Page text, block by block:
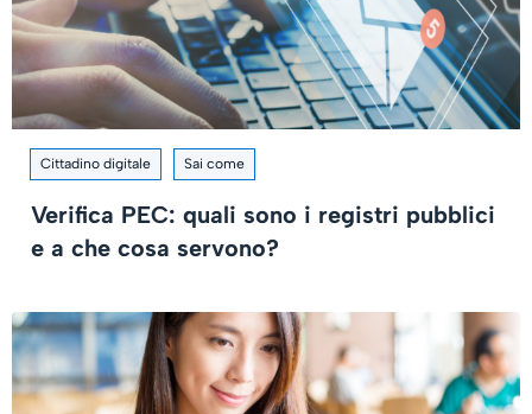
Cittadino digitale Sai come
Verifica PEC: quali sono i registri pubblici
e a che cosa servono?